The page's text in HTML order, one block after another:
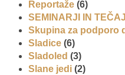
Reportaže (6)
SEMINARJI IN TEČAJ
Skupina za podporo
Sladice (6)
Sladoled (3)
Slane jedi (2)